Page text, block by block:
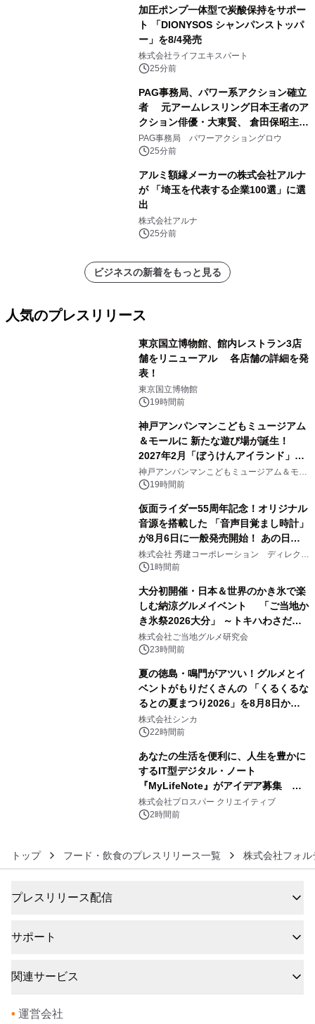
加圧ポンプ一体型で炭酸保持をサポー
ト 「DIONYSOS シャンパンストッパ
ー」を8/4発売
株式会社ライフエキスパート
25分前
PAG事務局、パワー系アクション確立
者 元アームレスリング日本王者のア
クション俳優・大東賢、 倉田保昭主演
映画『夢物語』で倉田保昭、 サモ・ハ
ン・キンポーと共演 国際舞台へ活躍
の場を広げる
PAG事務局 パワーアクショングロウ
25分前
アルミ額縁メーカーの株式会社アルナ
が 「埼玉を代表する企業100選」に選
出
株式会社アルナ
25分前
ビジネスの新着をもっと見る
人気のプレスリリース
東京国立博物館、館内レストラン3店
舗をリニューアル 各店舗の詳細を発
表！
東京国立博物館
19時間前
神戸アンパンマンこどもミュージアム
＆モールに 新たな遊び場が誕生！
2027年2月「ぼうけんアイランド」が
オープン
神戸アンパンマンこどもミュージアム＆モー
ル 19時間前
仮面ライダー55周年記念！オリジナル
音源を搭載した 「音声目覚まし時計」
が8月6日に一般発売開始！ あの日の
大興奮が今甦る
株式会社 秀建コーポレーション ディレクト
アートギャラリー
1時間前
大分初開催・日本＆世界のかき氷で楽
しむ納涼グルメイベント 「ご当地か
き氷祭2026大分」 ～トキハわさだタ
ウンで8月21日～31日まで11日間限定
開催～
株式会社ご当地グルメ研究会
23時間前
夏の徳島・鳴門がアツい！グルメとイ
ベントがもりだくさんの 「くるくるな
るとの夏まつり2026」を8月8日から9
日間開催 ～夏限定メニューや大抽選
会、大学芋スティックの振る舞いも～
株式会社シンカ
22時間前
あなたの生活を便利に、人生を豊かに
するIT型デジタル・ノート
『MyLifeNote』がアイデア募集 優
秀賞100名に1年間無償試用
株式会社プロスパー クリエイティブ
2時間前
トップ フード・飲食のプレスリリース一覧 株式会社フォ
プレスリリース配信
サポート
関連サービス
• 運営会社